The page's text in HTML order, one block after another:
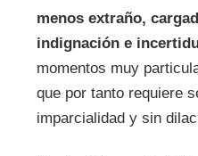
menos extraño,
indignación e
momentos muy
que por tanto requiere
imparcialidad y sin